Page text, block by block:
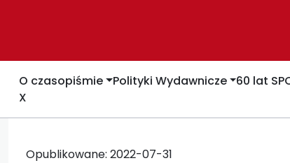
O czasopiśmie Polityki Wydawnicze 60 lat
X
Opublikowane: 2022-07-31